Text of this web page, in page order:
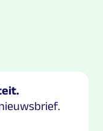
multilease